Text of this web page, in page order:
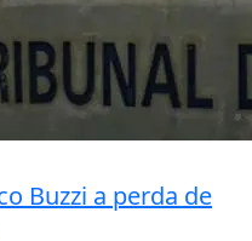
Buzzi a perda de